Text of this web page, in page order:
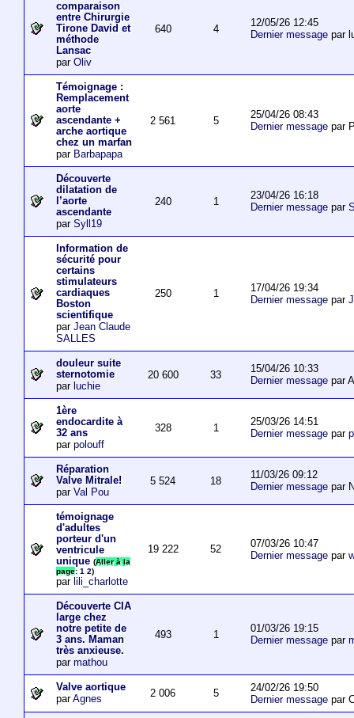
comparaison
entre Chirurgie
Tirone David et
méthode
Lansac
par Oliv
640 4
12/05/26 12:45
Dernier messagepar
Témoignage :
Remplacement
aorte
ascendante +
arche aortique
chez un marfan
par Barbapapa
2 561 5
25/04/26 08:43
Dernier messagepar
Découverte
dilatation de
l’aorte
ascendante
par Syll19
240 1
23/04/26 16:18
Dernier messagepar
Information de
sécurité pour
certains
stimulateurs
cardiaques
Boston
scientifique
par Jean Claude
SALLES
250 1
17/04/26 19:34
Dernier messagepar
douleur suite
sternotomie
par luchie
20 600 33
15/04/26 10:33
Dernier messagepar
1ère
endocardite à
32 ans
par polouff
328 1
25/03/26 14:51
Dernier messagepar
Réparation
Valve Mitrale!
par Val Pou
5 524 18
11/03/26 09:12
Dernier messagepar
témoignage
d'adultes
porteur d'un
ventricule
unique (Aller à la
page: 1 2)
par lili_charlotte
19 222 52
07/03/26 10:47
Dernier messagepar
Découverte CIA
large chez
notre petite de
3 ans. Maman
très anxieuse.
par mathou
493 1
01/03/26 19:15
Dernier messagepar
Valve aortique
parAgnes 2 006 5
24/02/26 19:50
Dernier messagepar